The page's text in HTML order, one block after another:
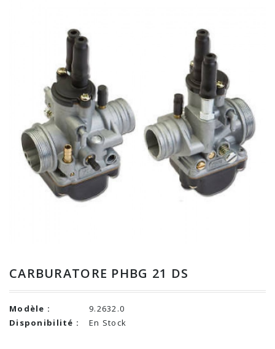
CARBURATORE PHBG 21 DS
Modèle :
9.2632.0
Disponibilité :
En Stock